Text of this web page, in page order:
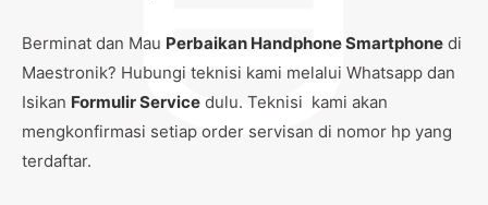
Berminat dan Mau Perbaikan Handphone Smartphone di
Maestronik? Hubungi teknisi kami melalui Whatsapp dan
Isikan Formulir Service dulu. Teknisi kami akan
mengkonfirmasi setiap order servisan di nomor hp yang
terdaftar.